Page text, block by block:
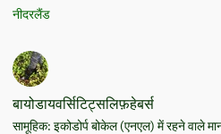
नीदरलैंड
बायोडायवर्सिटिट्सलिफ़हेबर्स
सामूहिक: इकोडोर्प बोकेल (एनएल) में रहने वाले